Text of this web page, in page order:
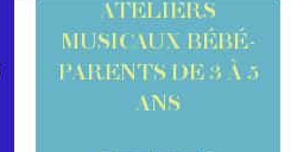
ATELIERS
MUSICAUX BÉBÉ-
PARENTS DE 3 À 5
ANS